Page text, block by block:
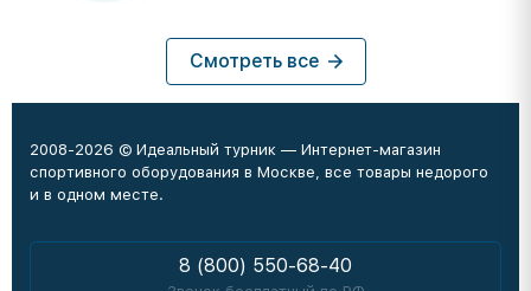
Смотреть все
2008-2026 © Идеальный турник — Интернет-магазин
спортивного оборудования в Москве, все товары недорого
и в одном месте.
8 (800) 550-68-40